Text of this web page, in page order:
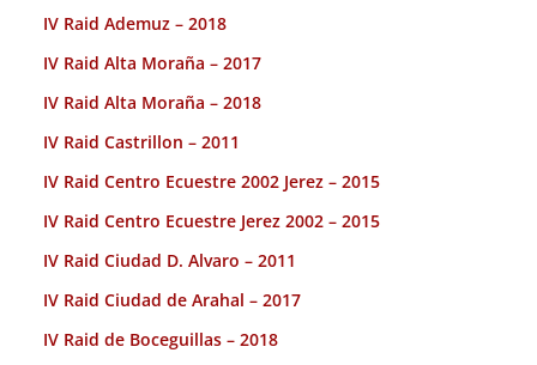
IV Raid Ademuz – 2018
IV Raid Alta Moraña – 2017
IV Raid Alta Moraña – 2018
IV Raid Castrillon – 2011
IV Raid Centro Ecuestre 2002 Jerez – 2015
IV Raid Centro Ecuestre Jerez 2002 – 2015
IV Raid Ciudad D. Alvaro – 2011
IV Raid Ciudad de Arahal – 2017
IV Raid de Boceguillas – 2018